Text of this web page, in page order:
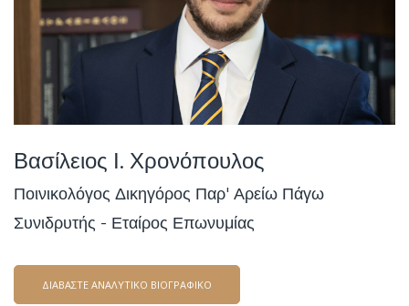
Βασίλειος Ι. Χρονόπουλος
Ποινικολόγος Δικηγόρος Παρ' Αρείω Πάγω
Συνιδρυτής - Εταίρος Επωνυμίας
ΔΙΑΒΑΣΤΕ ΑΝΑΛΥΤΙΚΟ ΒΙΟΓΡΑΦΙΚΟ